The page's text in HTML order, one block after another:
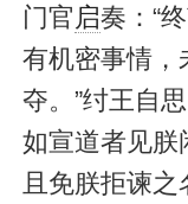
门官 启奏：“
有机密事情，
夺。”纣王自
如宣道者见朕
且免朕拒谏之